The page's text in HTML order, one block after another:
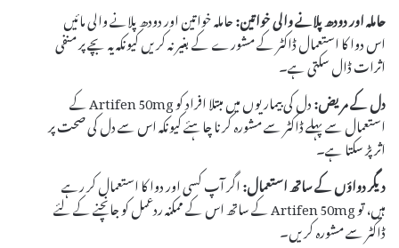
حاملہ اور دودھ پلانے والی خواتین:حاملہ خواتین اور دودھ پلانے والی مائیں
اس دوا کا استعمال ڈاکٹر کے مشورے کے بغیر نہ کریں کیونکہ یہ بچے پر منفی
اثرات ڈال سکتی ہے۔
دل کے مریض:
دل کی بیماریوں میں مبتلا افراد کو Artifen 50mg کے
استعمال سے پہلے ڈاکٹر سے مشورہ کرنا چاہئے کیونکہ اس سے دل کی صحت پر
اثر پڑ سکتا ہے۔
دیگر دواؤں کے ساتھ استعمال:اگر آپ کسی اور دوا کا استعمال کر رہے
ہیں، تو Artifen 50mg کے ساتھ اس کے ممکنہ ردعمل کو جانچنے کے لئے
ڈاکٹر سے مشورہ کریں۔